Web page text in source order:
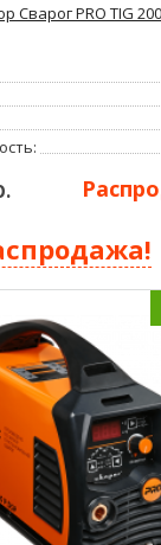
PRO TIG 200